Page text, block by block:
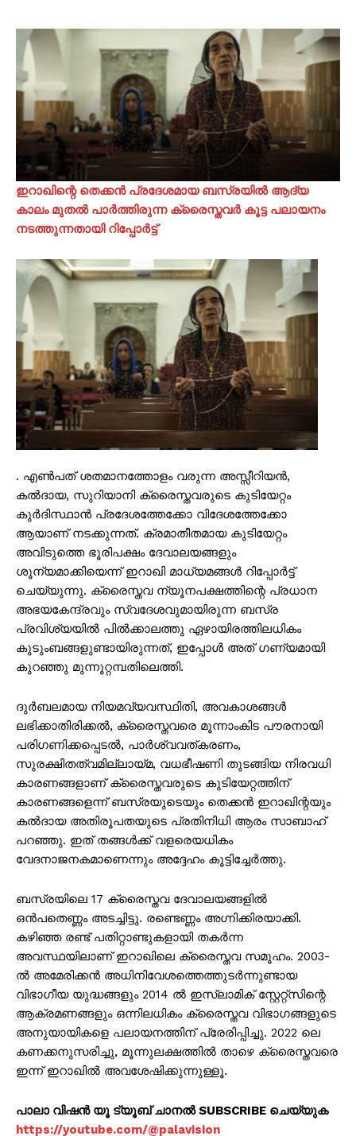
ഇറാഖിന്റെ തെക്കൻ പ്രദേശമായ ബസ്രയിൽ ആദ്യ
കാലം മുതൽ പാർത്തിരുന്ന ക്രൈസ്തവർ കൂട്ട പലായനം
നടത്തുന്നതായി റിപ്പോർട്ട്
. എൺപത് ശതമാനത്തോളം വരുന്ന അസ്സീറിയൻ,
കൽദായ, സുറിയാനി ക്രൈസ്തവരുടെ കുടിയേറ്റം
കുർദിസ്ഥാൻ പ്രദേശത്തേക്കോ വിദേശത്തേക്കോ
ആയാണ് നടക്കുന്നത്. ക്രമാതീതമായ കുടിയേറ്റം
അവിടുത്തെ ഭൂരിപക്ഷം ദേവാലയങ്ങളും
ശൂന്യമാക്കിയെന്ന് ഇറാഖി മാധ്യമങ്ങൾ റിപ്പോർട്ട്
ചെയ്യുന്നു. ക്രൈസ്തവ ന്യൂനപക്ഷത്തിന്റെ പ്രധാന
അഭയകേന്ദ്രവും സ്വദേശവുമായിരുന്ന ബസ്ര
പ്രവിശ്യയിൽ പിൽക്കാലത്തു ഏഴായിരത്തിലധികം
കുടുംബങ്ങളുണ്ടായിരുന്നത്, ഇപ്പോൾ അത് ഗണ്യമായി
കുറഞ്ഞു മുന്നൂറ്റമ്പതിലെത്തി.
ദുർബലമായ നിയമവ്യവസ്ഥിതി, അവകാശങ്ങൾ
ലഭിക്കാതിരിക്കൽ, ക്രൈസ്തവരെ മൂന്നാംകിട പൗരനായി
പരിഗണിക്കപ്പെടൽ, പാർശ്വവത്കരണം,
സുരക്ഷിതത്വമില്ലായ്മ, വധഭീഷണി തുടങ്ങിയ നിരവധി
കാരണങ്ങളാണ് ക്രൈസ്തവരുടെ കുടിയേറ്റത്തിന്
കാരണങ്ങളെന്ന് ബസ്രയുടെയും തെക്കൻ ഇറാഖിന്റയും
കൽദായ അതിരൂപതയുടെ പ്രതിനിധി ആരം സാബാഹ്
പറഞ്ഞു. ഇത് തങ്ങൾക്ക് വളരെയധികം
വേദനാജനകമാണെന്നും അദ്ദേഹം കൂട്ടിച്ചേർത്തു.
ബസ്രയിലെ 17 ക്രൈസ്തവ ദേവാലയങ്ങളിൽ
ഒൻപതെണ്ണം അടച്ചിട്ടു. രണ്ടെണ്ണം അഗ്നിക്കിരയാക്കി.
കഴിഞ്ഞ രണ്ട് പതിറ്റാണ്ടുകളായി തകർന്ന
അവസ്ഥയിലാണ് ഇറാഖിലെ ക്രൈസ്തവ സമൂഹം. 2003-
ൽ അമേരിക്കൻ അധിനിവേശത്തെത്തുടർന്നുണ്ടായ
വിഭാഗീയ യുദ്ധങ്ങളും 2014 ൽ ഇസ്‌ലാമിക് സ്റ്റേറ്റ്സിന്റെ
ആക്രമണങ്ങളും ഒന്നിലധികം ക്രൈസ്തവ വിഭാഗങ്ങളുടെ
അനുയായികളെ പലായനത്തിന് പ്രേരിപ്പിച്ചു. 2022 ലെ
കണക്കനുസരിച്ചു, മൂന്നുലക്ഷത്തിൽ താഴെ ക്രൈസ്തവരെ
ഇന്ന് ഇറാഖിൽ അവശേഷിക്കുന്നുള്ളൂ.
പാലാ വിഷൻ യൂ ട്യൂബ് ചാനൽ SUBSCRIBE ചെയ്യുക
https://youtube.com/@palavision